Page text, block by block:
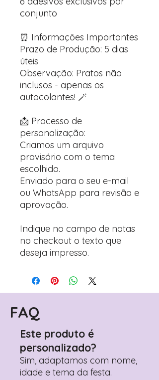
conjunto
⏰ Informações Importantes
Prazo de Produção: 5 dias
úteis
Observação: Pratos não
inclusos - apenas os
autocolantes! 🪄
📩 Processo de
personalização:
Criamos um arquivo
provisório com o tema
escolhido.
Enviado para o seu e-mail
ou WhatsApp para revisão e
aprovação.
Indique no campo de notas
no checkout o texto que
deseja impresso.
FAQ
Este produto é
personalizado?
Sim, adaptamos com nome,
idade e tema da festa.